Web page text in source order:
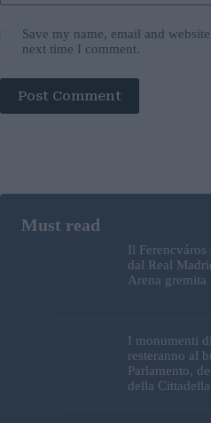
Save my name, email and
next time I comment.
Post Comment
Il
dal Real
Arena gremita
I monumenti
resteranno al
Parlamento,
della